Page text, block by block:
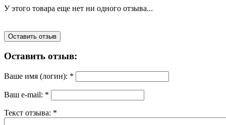
У этого товара еще нет ни одного отзыва...
Оставить отзыв
Оставить отзыв:
Ваше имя (логин): *
Ваш e-mail: *
Текст отзыва: *